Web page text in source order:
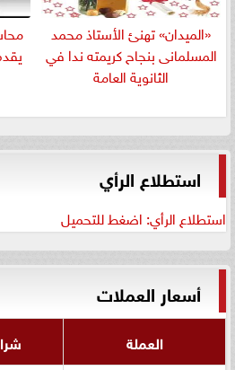
«الميدان» تهنئ الأستاذ محمد
المسلمانى بنجاح كريمته ندا في
الثانوية العامة
استطلاع الرأي
استطلاع الرأي: اضغط للتحميل
أسعار العملات
العملة